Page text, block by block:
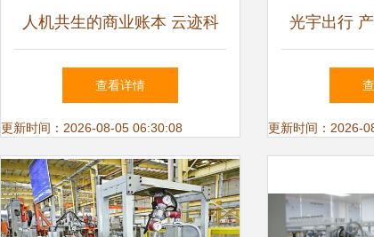
人机共生的商业账本 云迹科
技CEO李全印谈服务机器人进
入“价值战”新拐点
查看详情
更新时间：2026-08-05 06:30:08
光宇出行
模式，构筑
能的
更新时间：2026-